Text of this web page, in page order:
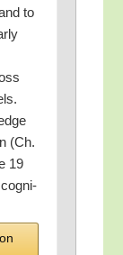
to
(Ch.
19
cogni­